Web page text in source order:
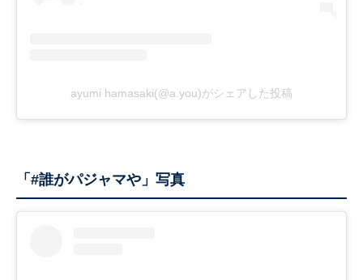
ayumi hamasaki(@a.you)がシェアした投稿
「#誰がパジャマや」写真